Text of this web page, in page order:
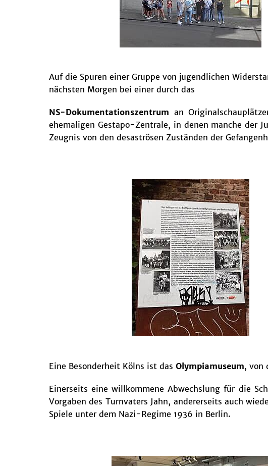
Auf die Spuren einer Gruppe von jugendlichen
nächsten Morgen bei einer durch das
NS-Dokumentationszentrum an
ehemaligen Gestapo-Zentrale, in denen manche der
Zeugnis von den desaströsen Zuständen der
Eine Besonderheit Kölns ist das Olympiamuseum, von
Einerseits eine willkommene Abwechslung für die
Vorgaben des Turnvaters Jahn, andererseits auch
Spiele unter dem Nazi-Regime 1936 in Berlin.